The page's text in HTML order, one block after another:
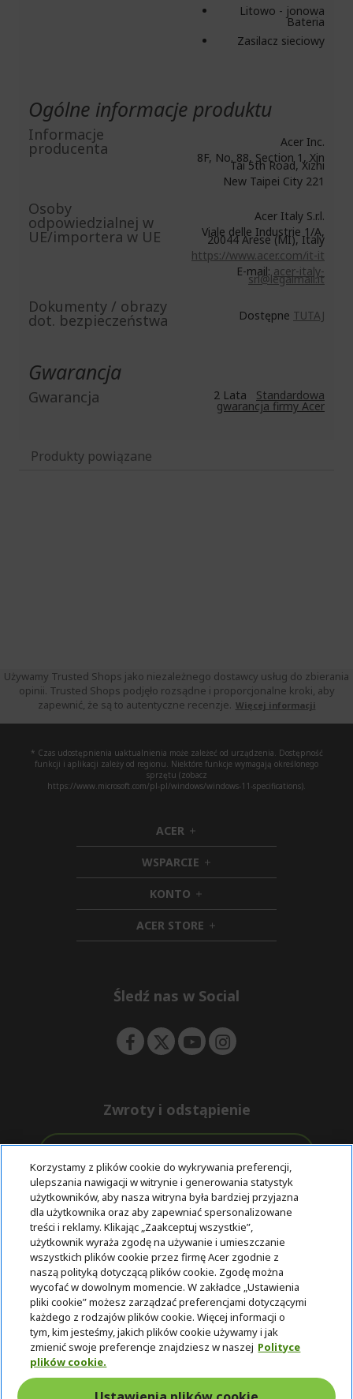
Litowo - jonowa
Bateria
Zasilacz sieciowy
Ogólne informacje produktu
Informacje
producenta
Acer Inc.
8F, No. 88, Section 1, Xin
Tai 5th Road, Xizhi
New Taipei City 221
Osoby
odpowiedzialnej w
UE/importera w UE
Acer Italy S.r.l.
Viale delle Industrie 1/A,
20044 Arese (MI), Italy
https://www.acer.com/it-it
E-mail:acer-italy-
srl@legalmail.it
Dokumenty / obrazy
dot. bezpieczeństwa Dostępne TUTAJ
Gwarancja
Gwarancja 2 Lata Standardowa
gwarancja firmy Acer
Produkty powiązane
Używamy Trusted Shops jako niezależnego dostawcy usług do zbierania
opinii. Trusted Shops podjęło rozsądne i proporcjonalne kroki, aby
zapewnić, że są to autentyczne recenzje. Więcej informacji
* Czas udostępnienia uaktualnienia może zależeć od urządzenia. Dostępność
funkcji i aplikacji zależy od regionu. Niektóre funkcje wymagają określonego
sprzętu (zobacz
https://www.microsoft.com/pl-pl/windows/windows-11-specifications).
ACER h
i
d
d
e
n
WSPARCIE h
i
d
e
n
KONTO h
i
d
d
ACER STORE h
i
e
Śledź nas w Social
Zwroty i odstąpienie
Darmowa
ekspresowa
dostawa
Wsparcie
przed i po
zakupie
Bezpieczne
płatności
© 2025 Acer Inc.
Firma CPYou BV jest autoryzowanym sprzedawcą produktów i
usług oferowanych w tym sklepie.
Korzystamy z plików cookie do wykrywania preferencji,
ulepszania nawigacji w witrynie i generowania statystyk
użytkowników, aby nasza witryna była bardziej przyjazna
dla użytkownika oraz aby zapewniać spersonalizowane
treści i reklamy. Klikając „Zaakceptuj wszystkie”,
użytkownik wyraża zgodę na używanie i umieszczanie
wszystkich plików cookie przez firmę Acer zgodnie z
naszą polityką dotyczącą plików cookie. Zgodę można
wycofać w dowolnym momencie. W zakładce „Ustawienia
pliki cookie” możesz zarządzać preferencjami dotyczącymi
każdego z rodzajów plików cookie. Więcej informacji o
tym, kim jesteśmy, jakich plików cookie używamy i jak
zmienić swoje preferencje znajdziesz w naszej Polityce
plików cookie.